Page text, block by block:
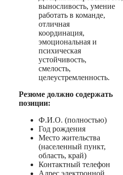
выносливость, умение
работать в команде,
отличная
координация,
эмоциональная и
психическая
устойчивость,
смелость,
целеустремленность.
Резюме должно содержать
позиции:
Ф.И.О. (полностью)
Год рождения
Место жительства
(населенный пункт,
область, край)
Контактный телефон